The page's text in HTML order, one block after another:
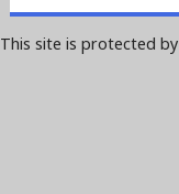
This site is protected by